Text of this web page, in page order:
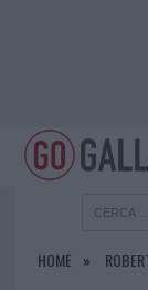
HOME